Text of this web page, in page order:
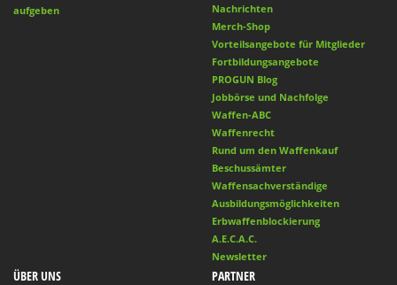
aufgeben
Nachrichten
Merch-Shop
Vorteilsangebote für Mitglieder
Fortbildungsangebote
PROGUN Blog
Jobbörse und Nachfolge
Waffen-ABC
Waffenrecht
Rund um den Waffenkauf
Beschussämter
Waffensachverständige
Ausbildungsmöglichkeiten
Erbwaffenblockierung
A.E.C.A.C.
Newsletter
ÜBER UNS PARTNER